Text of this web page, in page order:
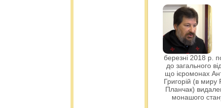
березні 2018 р.
до загального
що ієромонах
Григорій (в миру
Планчак)
монашого